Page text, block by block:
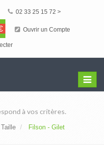
02 33 25 15 72 >
Ouvrir un Compte
Menu
à vos critères.
Taille Filson - Gilet